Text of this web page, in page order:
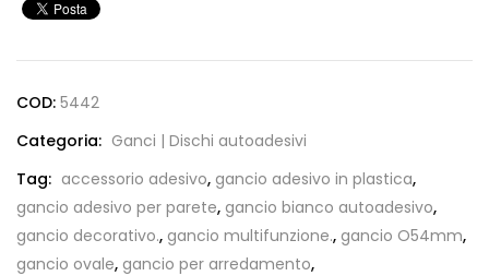
COD: 5442
Categoria: Ganci | Dischi autoadesivi
Tag: accessorio adesivo, gancio adesivo in plastica,
gancio adesivo per parete, gancio bianco autoadesivo,
gancio decorativo., gancio multifunzione., gancio O54mm,
gancio ovale, gancio per arredamento,